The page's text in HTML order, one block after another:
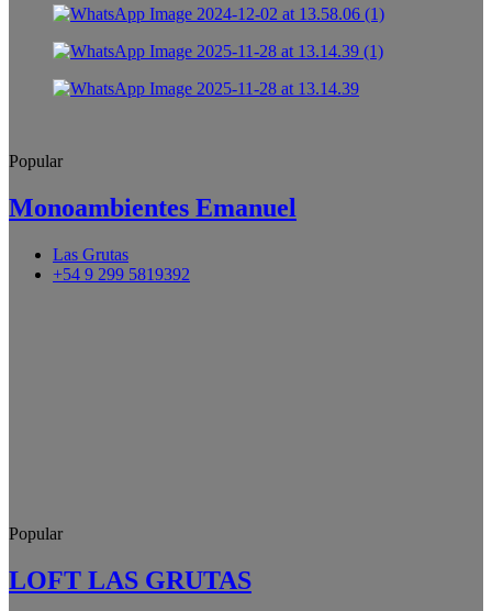
Popular
Monoambientes Emanuel
Las Grutas
+54 9 299 5819392
Popular
LOFT LAS GRUTAS